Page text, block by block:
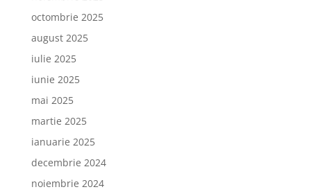
octombrie 2025
august 2025
iulie 2025
iunie 2025
mai 2025
martie 2025
ianuarie 2025
decembrie 2024
noiembrie 2024